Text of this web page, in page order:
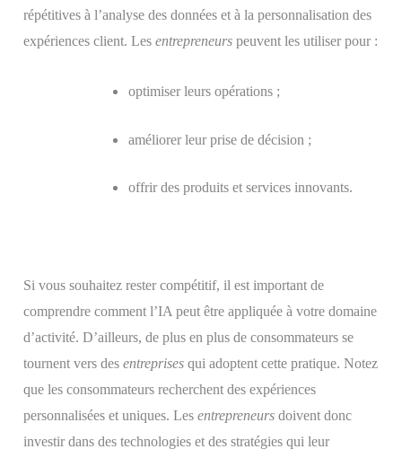
répétitives à l’analyse des données et à la personnalisation des
expériences client. Lesentrepreneurspeuvent les utiliser pour :
optimiser leurs opérations ;
améliorer leur prise de décision ;
offrir des produits et services innovants.
Si vous souhaitez rester compétitif, il est important de
comprendre comment l’IA peut être appliquée à votre domaine
d’activité. D’ailleurs, de plus en plus de consommateurs se
tournent vers desentreprisesqui adoptent cette pratique. Notez
que les consommateurs recherchent des expériences
personnalisées et uniques. Lesentrepreneursdoivent donc
investir dans des technologies et des stratégies qui leur